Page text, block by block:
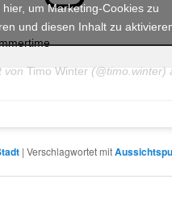
vonTimo Winter (@timo.winter)
hier, um Marketing-Cookies zu
und diesen Inhalt zu
|Verschlagwortet mit